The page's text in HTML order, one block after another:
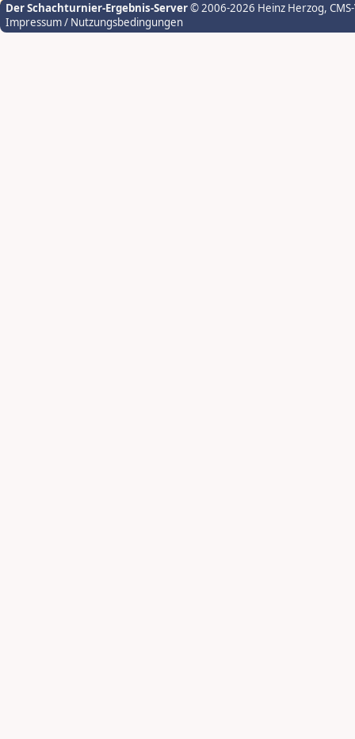
Der Schachturnier-Ergebnis-Server© 2006-2026 Heinz Herzog,
Impressum / Nutzungsbedingungen